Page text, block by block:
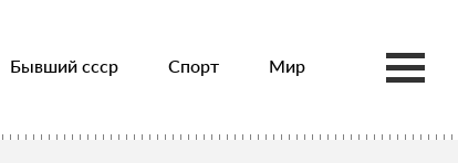
Бывший ссср Спорт Мир